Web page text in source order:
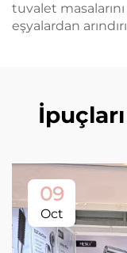
tuvalet
eşyalardan
09
Oct